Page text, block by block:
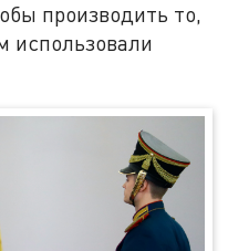
производить то,
использовали